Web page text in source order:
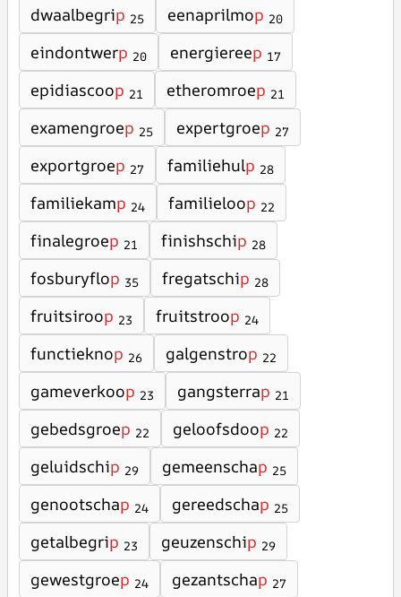
dwaalbegrip 25 eenaprilmop 20
eindontwerp 20 energiereep 17
epidiascoop 21 etheromroep 21
examengroep 25 expertgroep 27
exportgroep 27 familiehulp 28
familiekamp 24 familieloop 22
finalegroep 21 finishschip 28
fosburyflop 35 fregatschip 28
fruitsiroop 23 fruitstroop 24
functieknop 26 galgenstrop 22
gameverkoop 23 gangsterrap 21
gebedsgroep 22 geloofsdoop 22
geluidschip 29 gemeenschap 25
genootschap 24 gereedschap 25
getalbegrip 23 geuzenschip 29
gewestgroep 24 gezantschap 27